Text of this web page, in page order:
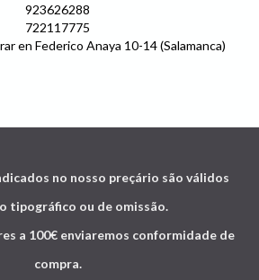
923626288
722117775
en Federico Anaya 10-14 (Salamanca)
no nosso preçário são válidos
tipográfico ou de omissão.
a 100€ enviaremos conformidade de
compra.